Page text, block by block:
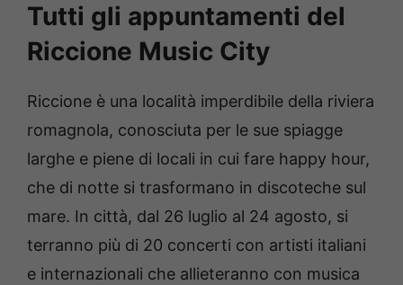
Tutti gli appuntamenti del
Riccione Music City
Riccione è una località imperdibile della riviera
romagnola, conosciuta per le sue spiagge
larghe e piene di locali in cui fare happy hour,
che di notte si trasformano in discoteche sul
mare. In città, dal 26 luglio al 24 agosto, si
terranno più di 20 concerti con artisti italiani
e internazionali che allieteranno con musica